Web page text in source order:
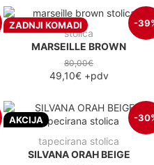
ZADNJI KOMADI -
stolica
MARSEILLE BROWN
80,00€
49,10€+pdv
AKCIJA -
tapecirana stolica
SILVANA ORAH BEIGE